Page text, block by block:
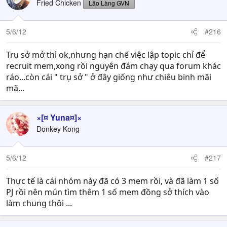
Fried Chicken Lão Làng GVN
5/6/12 #216
Trụ sở mở thì ok,nhưng hạn chế việc lập topic chỉ để
recruit mem,xong rồi nguyên đám chạy qua forum khác
ráo...còn cái " trụ sở " ở đây giống như chiêu binh mãi
mã...
×[¤ Yuna¤]×
Donkey Kong
5/6/12 #217
Thực tế là cái nhóm này đã có 3 mem rồi, và đã làm 1 số
PJ rồi nên mún tìm thêm 1 số mem đồng sở thích vào
làm chung thôi ...